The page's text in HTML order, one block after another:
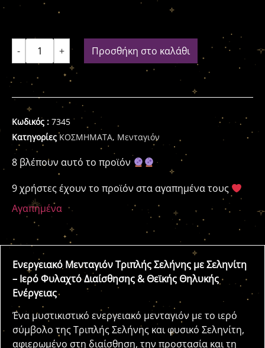
- + Προσθήκη στο καλάθι
Κωδικός : 7345
Κατηγορίες ΚΟΣΜΗΜΑΤΑ, Μενταγιόν
8 βλέπουν αυτό το προϊόν
9 χρήστες έχουν το προϊόν στα αγαπημένα τους
Αγαπημένα
Ενεργειακό Μενταγιόν Τριπλής Σελήνης με Σεληνίτη
– Ιερό Φυλαχτό Διαίσθησης & Θεϊκής Θηλυκής
Ενέργειας
Ένα μυστικιστικό ενεργειακό μενταγιόν με το ιερό
σύμβολο της Τριπλής Σελήνης και φυσικό Σεληνίτη,
αφιερωμένο στη διαίσθηση, την προστασία και τη